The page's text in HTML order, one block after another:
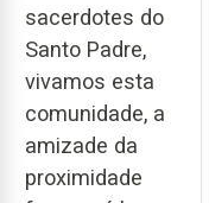
sacerdotes do
Santo Padre,
vivamos esta
comunidade, a
amizade da
proximidade